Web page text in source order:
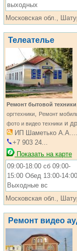
выходных
Московская обл.,
Телеателье
Ремонт бытовой техники
оргтехники, Ремонт
фото и видео техники и
ИП Шаметько А.А....
+7 903 24...
Показать на карте
09:00-18:00 сб 09:00-
15:00 Обед 13:00-14:00
Выходные вс
Московская обл.,
Ремонт видео